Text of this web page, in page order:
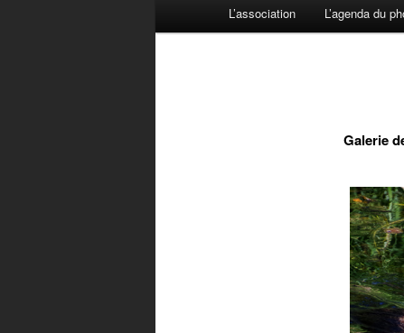
Aller au contenu principal
Aller au contenu secondaire
L’association L’agenda du
Galerie